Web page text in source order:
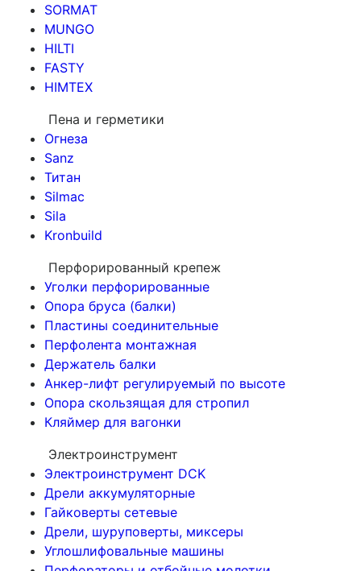
SORMAT
MUNGO
HILTI
FASTY
HIMTEX
Пена и герметики
Огнеза
Sanz
Титан
Silmac
Sila
Kronbuild
Перфорированный крепеж
Уголки перфорированные
Опора бруса (балки)
Пластины соединительные
Перфолента монтажная
Держатель балки
Анкер-лифт регулируемый по высоте
Опора скользящая для стропил
Кляймер для вагонки
Электроинструмент
Электроинструмент DCK
Дрели аккумуляторные
Гайковерты сетевые
Дрели, шуруповерты, миксеры
Углошлифовальные машины